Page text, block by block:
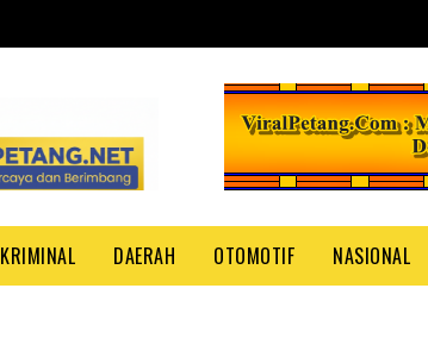
KRIMINAL DAERAH OTOMOTIF NASIONAL